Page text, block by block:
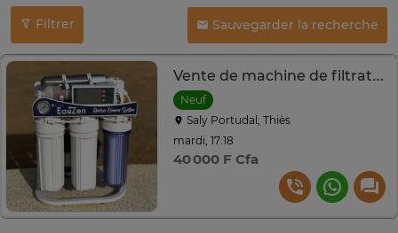
Filtrer Sauvegarder la recherche
Vente de machine de filtration d'eau potable / Osmoseur
Neuf
Saly Portudal, Thiès
mardi, 17:18
40 000 F Cfa